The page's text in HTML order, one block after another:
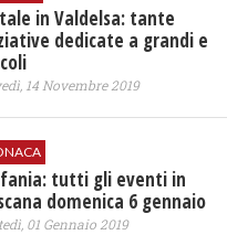
in Valdelsa: tante
dedicate a grandi e
14 Novembre 2019
tutti gli eventi in
domenica 6 gennaio
01 Gennaio 2019